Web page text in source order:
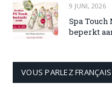
9 JUNI, 2026
Spa
beperkt
VOUS PARLEZ